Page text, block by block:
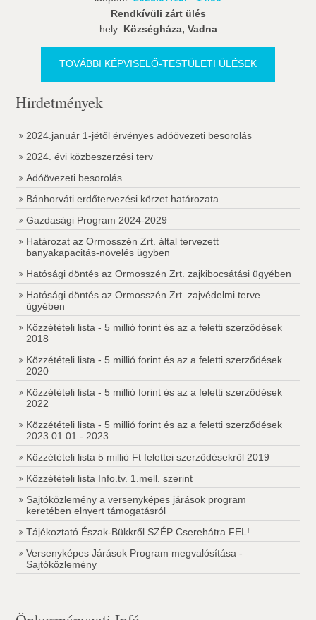
Rendkívüli zárt ülés
hely: Községháza, Vadna
TOVÁBBI KÉPVISELŐ-TESTÜLETI ÜLÉSEK
Hirdetmények
2024.január 1-jétől érvényes adóövezeti besorolás
2024. évi közbeszerzési terv
Adóövezeti besorolás
Bánhorváti erdőtervezési körzet határozata
Gazdasági Program 2024-2029
Határozat az Ormosszén Zrt. által tervezett
banyakapacitás-növelés ügyben
Hatósági döntés az Ormosszén Zrt. zajkibocsátási ügyében
Hatósági döntés az Ormosszén Zrt. zajvédelmi terve
ügyében
Közzétételi lista - 5 millió forint és az a feletti szerződések
2018
Közzétételi lista - 5 millió forint és az a feletti szerződések
2020
Közzétételi lista - 5 millió forint és az a feletti szerződések
2022
Közzétételi lista - 5 millió forint és az a feletti szerződések
2023.01.01 - 2023.
Közzétételi lista 5 millió Ft felettei szerződésekről 2019
Közzétételi lista Info.tv. 1.mell. szerint
Sajtóközlemény a versenyképes járások program
keretében elnyert támogatásról
Tájékoztató Észak-Bükkről SZÉP Cserehátra FEL!
Versenyképes Járások Program megvalósítása -
Sajtóközlemény